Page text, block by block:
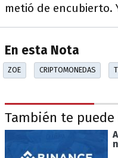
metió de encubierto.
En esta Nota
ZOE CRIPTOMONEDAS
También te